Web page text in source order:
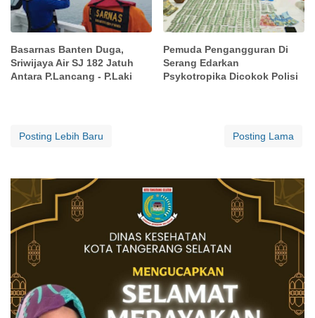
Basarnas Banten Duga,
Sriwijaya Air SJ 182 Jatuh
Antara P.Lancang - P.Laki
Pemuda Pengangguran Di
Serang Edarkan
Psykotropika Dicokok Polisi
Posting Lebih Baru Posting Lama